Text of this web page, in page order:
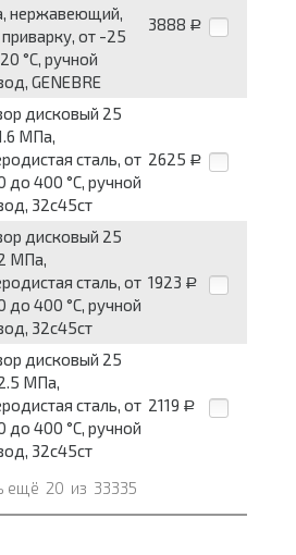
нержавеющий,
от -25
°С, ручной
GENEBRE
3888 Р
дисковый 25
МПа,
сталь, от
до 400 °С, ручной
32с45ст
2625 Р
дисковый 25
МПа,
сталь, от
до 400 °С, ручной
32с45ст
1923 Р
дисковый 25
МПа,
сталь, от
до 400 °С, ручной
32с45ст
2119 Р
ещё 20 из 33335